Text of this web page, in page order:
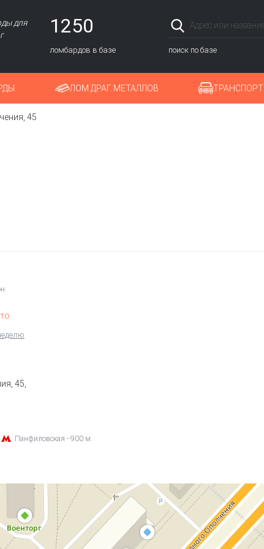
для
1250
ломбардов в базе поиск по базе
ЛОМ ДРАГ. МЕТАЛЛОВ ТРАНСПОРТ
45
45
Панфиловская - 900 м.